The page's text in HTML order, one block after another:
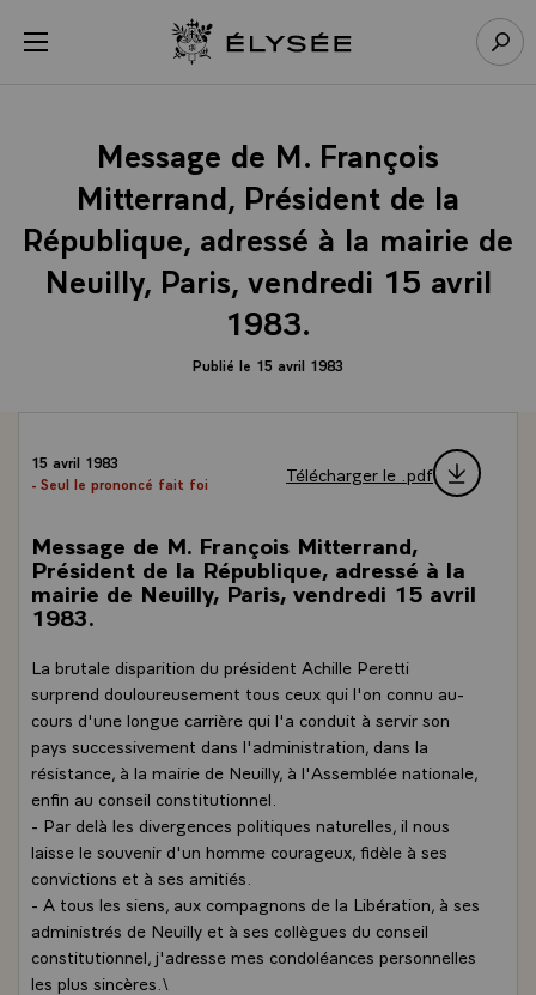
menu Retour à l’accueil Élysée
Message de M. François
Mitterrand, Président de la
République, adressé à la mairie de
Neuilly, Paris, vendredi 15 avril
1983.
Publié le 15 avril 1983
15 avril 1983
- Seul le prononcé fait foi
Télécharger le .pdf
Message de M. François Mitterrand,
Président de la République, adressé à la
mairie de Neuilly, Paris, vendredi 15 avril
1983.
La brutale disparition du président Achille Peretti
surprend douloureusement tous ceux qui l'on connu au-
cours d'une longue carrière qui l'a conduit à servir son
pays successivement dans l'administration, dans la
résistance, à la mairie de Neuilly, à l'Assemblée nationale,
enfin au conseil constitutionnel.
- Par delà les divergences politiques naturelles, il nous
laisse le souvenir d'un homme courageux, fidèle à ses
convictions et à ses amitiés.
- A tous les siens, aux compagnons de la Libération, à ses
administrés de Neuilly et à ses collègues du conseil
constitutionnel, j'adresse mes condoléances personnelles
les plus sincères.\
Panneau de gestion des cookies